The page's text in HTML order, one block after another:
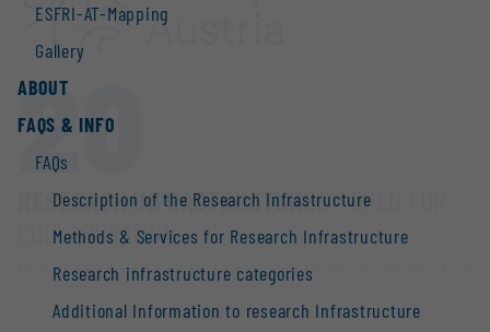
ESFRI-AT-Mapping
Gallery
ABOUT
FAQS & INFO
FAQs
Description of the Research Infrastructure
Methods & Services for Research Infrastructure
Research infrastructure categories
Additional Information to research Infrastructure
20
RESEARCH INFRASTRUCTURES/ OPEN FOR
COLLABORATION